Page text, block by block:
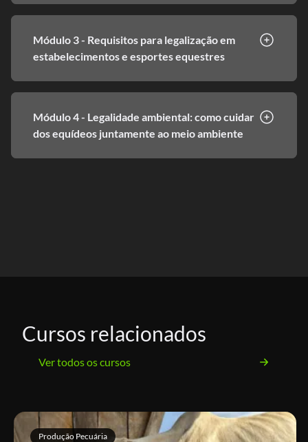
Módulo 3 - Requisitos para legalização em
estabelecimentos e esportes equestres
Módulo 4 - Legalidade ambiental: como cuidar
dos equídeos juntamente ao meio ambiente
Cursos relacionados
Ver todos os cursos
Produção Pecuária